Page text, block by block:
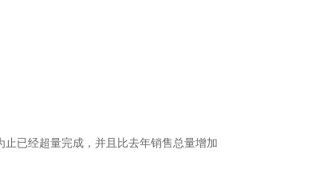
已经超量完成，并且比去年销售总量增加